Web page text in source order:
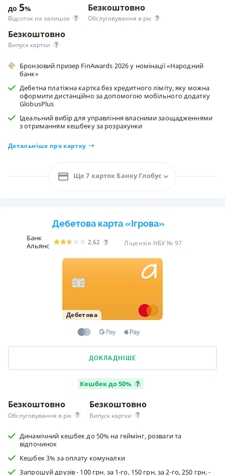
до 5%
Відсоток на залишок
Безкоштовно
Обслуговування в рік
Безкоштовно
Випуск картки
Бронзовий призер FinAwards 2026 у номінації «Народний
банк»
Дебетна платіжна картка без кредитного ліміту, яку можна
оформити дистанційно за допомогою мобільного додатку
GlobusPlus
Ідеальний вибір для управління власними заощадженнями
з отриманням кешбеку за розрахунки
Детальніше про картку
Ще 7 карток Банку Глобус
Дебетова карта «Ігрова»
Банк
Альянс
2.62 Ліцензія НБУ № 97
Дебетова
ДОКЛАДНІШЕ
Кешбек до 50%
Безкоштовно
Обслуговування в рік
Безкоштовно
Випуск картки
Динамічний кешбек до 50% на геймінг, розваги та
відпочинок
Кешбек 3% за оплату комуналки
Запрошуй друзів - 100 грн. за 1-го, 150 грн. за 2-го, 250 грн. -